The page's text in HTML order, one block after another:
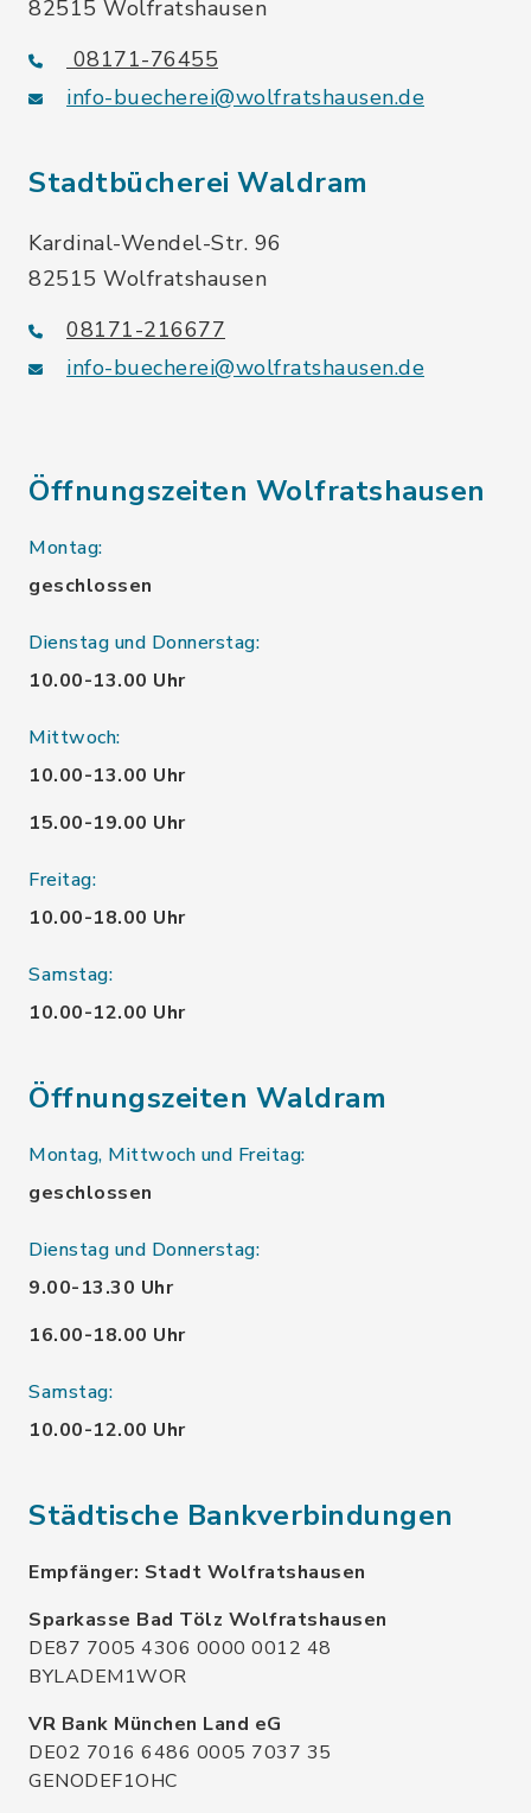
82515 Wolfratshausen
08171-76455
info-buecherei@wolfratshausen.de
Stadtbücherei Waldram
Kardinal-Wendel-Str. 96
82515 Wolfratshausen
08171-216677
info-buecherei@wolfratshausen.de
Öffnungszeiten Wolfratshausen
Montag:
geschlossen
Dienstag und Donnerstag:
10.00-13.00 Uhr
Mittwoch:
10.00-13.00 Uhr
15.00-19.00 Uhr
Freitag:
10.00-18.00 Uhr
Samstag:
10.00-12.00 Uhr
Öffnungszeiten Waldram
Montag, Mittwoch und Freitag:
geschlossen
Dienstag und Donnerstag:
9.00-13.30 Uhr
16.00-18.00 Uhr
Samstag:
10.00-12.00 Uhr
Städtische Bankverbindungen
Empfänger: Stadt Wolfratshausen
Sparkasse Bad Tölz Wolfratshausen
DE87 7005 4306 0000 0012 48
BYLADEM1WOR
VR Bank München Land eG
DE02 7016 6486 0005 7037 35
GENODEF1OHC